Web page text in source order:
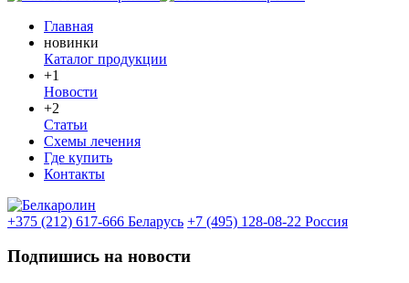
Главная
новинки
Каталог продукции
+1
Новости
+2
Статьи
Схемы лечения
Где купить
Контакты
+375 (212) 617-666 Беларусь +7 (495) 128-08-22 Россия
Подпишись на новости